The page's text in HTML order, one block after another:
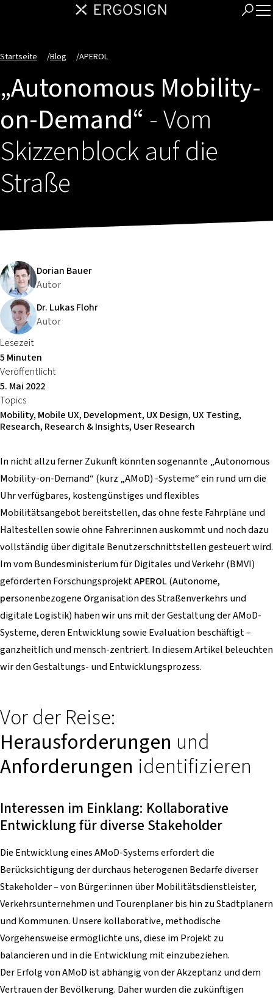
Startseite /Blog /APEROL
„Autonomous Mobility-
on-Demand“ - Vom
Skizzenblock auf die
Straße
Dorian Bauer
Autor
Dr. Lukas Flohr
Autor
Lesezeit
5 Minuten
Veröffentlicht
5. Mai 2022
Topics
Mobility, Mobile UX, Development, UX Design, UX Testing,
Research, Research & Insights, User Research
In nicht allzu ferner Zukunft könnten sogenannte „Autonomous
Mobility-on-Demand“ (kurz „AMoD) -Systeme“ ein rund um die
Uhr verfügbares, kostengünstiges und flexibles
Mobilitätsangebot bereitstellen, das ohne feste Fahrpläne und
Haltestellen sowie ohne Fahrer:innen auskommt und noch dazu
vollständig über digitale Benutzerschnittstellen gesteuert wird.
Im vom Bundesministerium für Digitales und Verkehr (BMVI)
geförderten ForschungsprojektAPEROL(Autonome,
personenbezogene Organisation des Straßenverkehrs und
digitale Logistik) haben wir uns mit der Gestaltung der AMoD-
Systeme, deren Entwicklung sowie Evaluation beschäftigt –
ganzheitlich und mensch-zentriert. In diesem Artikel beleuchten
wir den Gestaltungs- und Entwicklungsprozess.
Vor der Reise:
Herausforderungen und
Anforderungen identifizieren
Interessen im Einklang: Kollaborative
Entwicklung für diverse Stakeholder
Die Entwicklung eines AMoD-Systems erfordert die
Berücksichtigung der durchaus heterogenen Bedarfe diverser
Stakeholder – von Bürger:innen über Mobilitätsdienstleister,
Verkehrsunternehmen und Tourenplaner bis hin zu Stadtplanern
und Kommunen. Unsere kollaborative, methodische
Vorgehensweise ermöglichte uns, diese im Projekt zu
balancieren und in die Entwicklung mit einzubeziehen.
Der Erfolg von AMoD ist abhängig von der Akzeptanz und dem
Vertrauen der Bevölkerung. Daher wurden die zukünftigen